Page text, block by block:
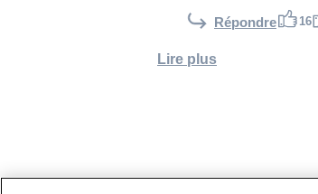
Répondre 16
Lire plus